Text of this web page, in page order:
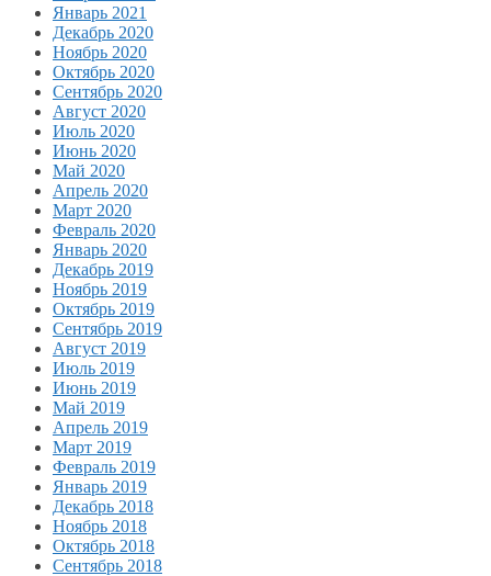
Январь 2021
Декабрь 2020
Ноябрь 2020
Октябрь 2020
Сентябрь 2020
Август 2020
Июль 2020
Июнь 2020
Май 2020
Апрель 2020
Март 2020
Февраль 2020
Январь 2020
Декабрь 2019
Ноябрь 2019
Октябрь 2019
Сентябрь 2019
Август 2019
Июль 2019
Июнь 2019
Май 2019
Апрель 2019
Март 2019
Февраль 2019
Январь 2019
Декабрь 2018
Ноябрь 2018
Октябрь 2018
Сентябрь 2018